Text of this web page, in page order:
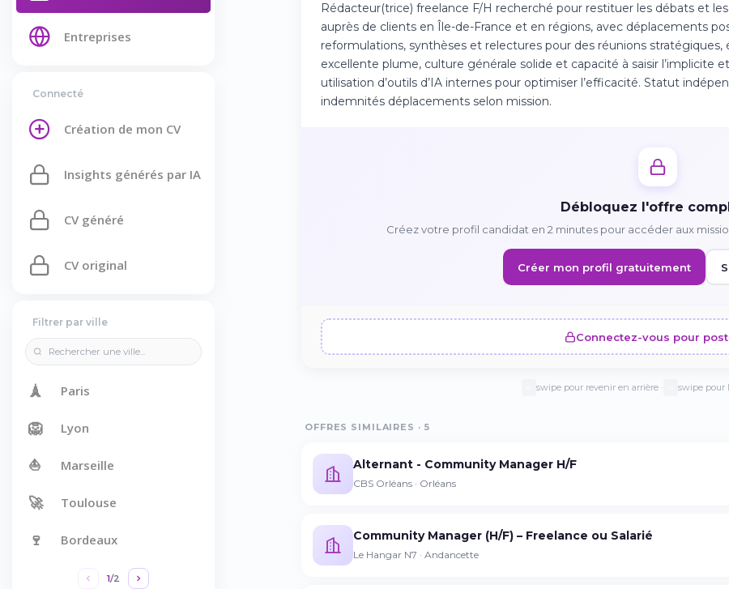
Entreprises
Connecté
Création de mon CV
Insights générés par IA
CV généré
CV original
Filtrer par ville
🗼 Paris
🦁 Lyon
⛵ Marseille
🚀 Toulouse
🍷 Bordeaux
1/2
Rédacteur(trice) freelance F/H recherché pour restituer les débats et
auprès de clients en Île-de-France et en régions, avec déplacements
reformulations, synthèses et relectures pour des réunions
excellente plume, culture générale solide et capacité à saisir l’implicite
utilisation d’outils d’IA internes pour optimiser l’efficacité. Statut
indemnités déplacements selon mission.
Débloquez l'offre
Créez votre profil candidat en 2 minutes pour accéder aux
Créer mon profil gratuitement
Connectez-vous pour
swipe pour revenir en arrière · swipe pour
OFFRES SIMILAIRES · 5
Alternant - Community Manager H/F
CBS Orléans · Orléans
Community Manager (H/F) – Freelance ou Salarié
Le Hangar N7 · Andancette
Téléchargez l'app sur l'App Store
Continuer sur Android